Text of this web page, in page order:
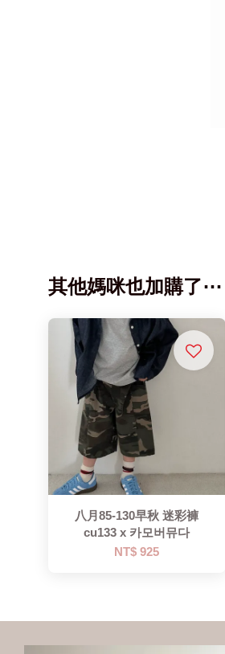
其他媽咪也加購了⋯
八月85-130早秋 迷彩褲
cu133 x 카모버뮤다
NT$ 925